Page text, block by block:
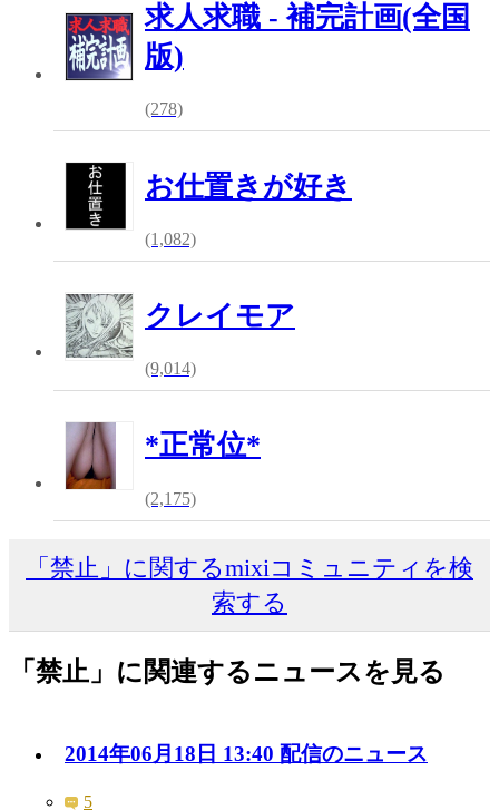
求人求職 - 補完計画(全国
版)
(278)
お仕置きが好き
(1,082)
クレイモア
(9,014)
*正常位*
(2,175)
「禁止」に関するmixiコミュニティを検
索する
「禁止」に関連するニュースを見る
2014年06月18日 13:40 配信のニュース
5